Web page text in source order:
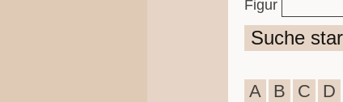
Figur
Suche
A B C D